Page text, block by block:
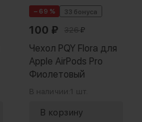
− 69 % 33 бонуса
100 ₽ 326₽
Чехол PQY Flora для
Apple AirPods Pro
Фиолетовый
В наличии: 1 шт.